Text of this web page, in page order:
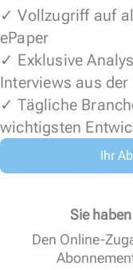
✓ Vollzugriff auf
ePaper
✓ Exklusive
Interviews aus der
✓ Tägliche
wichtigsten
Ihr
Sie
Den Online-